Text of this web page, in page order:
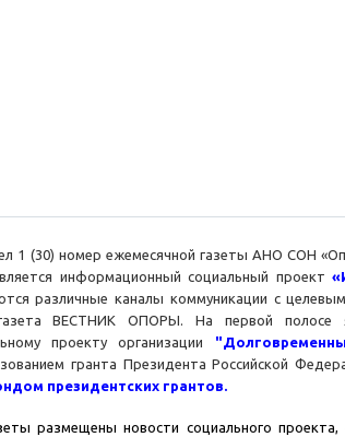
1 (30) номер ежемесячной газеты АНО СОН
информационный социальный проект
различные каналы коммуникации с
ВЕСТНИК ОПОРЫ. На первой полосе
проекту организации
гранта Президента Российской
президентских грантов.
размещены новости социального